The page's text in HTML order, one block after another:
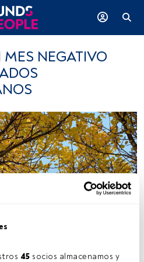
45 socios almacenamos y
MES NEGATIVO